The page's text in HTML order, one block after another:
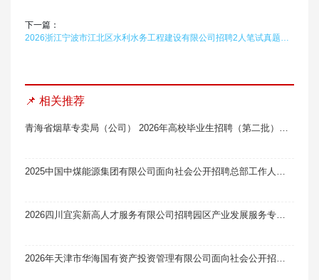
下一篇：
2026浙江宁波市江北区水利水务工程建设有限公司招聘2人笔试真题题库软件题引力
📌 相关推荐
青海省烟草专卖局（公司） 2026年高校毕业生招聘（第二批）面试通知
2025中国中煤能源集团有限公司面向社会公开招聘总部工作人员2人笔试真题题库软件题引力
2026四川宜宾新高人才服务有限公司招聘园区产业发展服务专员11人笔试真题题库软件题引力
2026年天津市华海国有资产投资管理有限公司面向社会公开招聘4人笔试真题题库软件题引力